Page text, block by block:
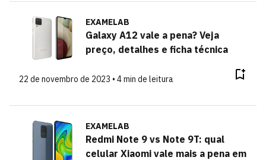
EXAMELAB
Galaxy A12 vale a pena? Veja
preço, detalhes e ficha técnica
22 de novembro de 2023 • 4 min de leitura
EXAMELAB
Redmi Note 9 vs Note 9T: qual
celular Xiaomi vale mais a pena em